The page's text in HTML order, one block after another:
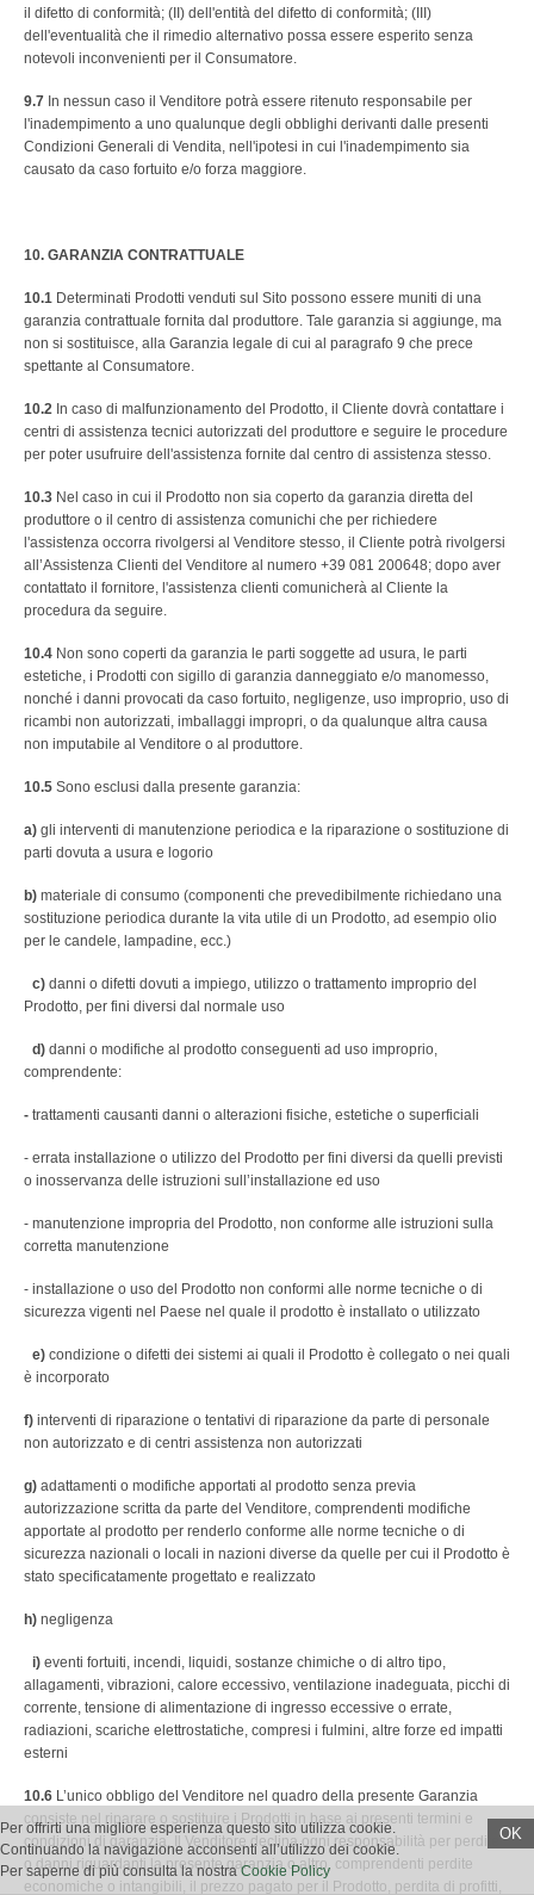
il difetto di conformità; (II) dell'entità del difetto di conformità; (III)
dell'eventualità che il rimedio alternativo possa essere esperito senza
notevoli inconvenienti per il Consumatore.
9.7 In nessun caso il Venditore potrà essere ritenuto responsabile per
l'inadempimento a uno qualunque degli obblighi derivanti dalle presenti
Condizioni Generali di Vendita, nell'ipotesi in cui l'inadempimento sia
causato da caso fortuito e/o forza maggiore.
10. GARANZIA CONTRATTUALE
10.1 Determinati Prodotti venduti sul Sito possono essere muniti di una
garanzia contrattuale fornita dal produttore. Tale garanzia si aggiunge, ma
non si sostituisce, alla Garanzia legale di cui al paragrafo 9 che prece
spettante al Consumatore.
10.2 In caso di malfunzionamento del Prodotto, il Cliente dovrà contattare i
centri di assistenza tecnici autorizzati del produttore e seguire le procedure
per poter usufruire dell'assistenza fornite dal centro di assistenza stesso.
10.3 Nel caso in cui il Prodotto non sia coperto da garanzia diretta del
produttore o il centro di assistenza comunichi che per richiedere
l'assistenza occorra rivolgersi al Venditore stesso, il Cliente potrà rivolgersi
all’Assistenza Clienti del Venditore al numero +39 081 200648; dopo aver
contattato il fornitore, l'assistenza clienti comunicherà al Cliente la
procedura da seguire.
10.4 Non sono coperti da garanzia le parti soggette ad usura, le parti
estetiche, i Prodotti con sigillo di garanzia danneggiato e/o manomesso,
nonché i danni provocati da caso fortuito, negligenze, uso improprio, uso di
ricambi non autorizzati, imballaggi impropri, o da qualunque altra causa
non imputabile al Venditore o al produttore.
10.5 Sono esclusi dalla presente garanzia:
a) gli interventi di manutenzione periodica e la riparazione o sostituzione di
parti dovuta a usura e logorio
b) materiale di consumo (componenti che prevedibilmente richiedano una
sostituzione periodica durante la vita utile di un Prodotto, ad esempio olio
per le candele, lampadine, ecc.)
c) danni o difetti dovuti a impiego, utilizzo o trattamento improprio del
Prodotto, per fini diversi dal normale uso
d) danni o modifiche al prodotto conseguenti ad uso improprio,
comprendente:
- trattamenti causanti danni o alterazioni fisiche, estetiche o superficiali
- errata installazione o utilizzo del Prodotto per fini diversi da quelli previsti
o inosservanza delle istruzioni sull’installazione ed uso
- manutenzione impropria del Prodotto, non conforme alle istruzioni sulla
corretta manutenzione
- installazione o uso del Prodotto non conformi alle norme tecniche o di
sicurezza vigenti nel Paese nel quale il prodotto è installato o utilizzato
e) condizione o difetti dei sistemi ai quali il Prodotto è collegato o nei quali
è incorporato
f) interventi di riparazione o tentativi di riparazione da parte di personale
non autorizzato e di centri assistenza non autorizzati
g) adattamenti o modifiche apportati al prodotto senza previa
autorizzazione scritta da parte del Venditore, comprendenti modifiche
apportate al prodotto per renderlo conforme alle norme tecniche o di
sicurezza nazionali o locali in nazioni diverse da quelle per cui il Prodotto è
stato specificatamente progettato e realizzato
h) negligenza
i) eventi fortuiti, incendi, liquidi, sostanze chimiche o di altro tipo,
allagamenti, vibrazioni, calore eccessivo, ventilazione inadeguata, picchi di
corrente, tensione di alimentazione di ingresso eccessive o errate,
radiazioni, scariche elettrostatiche, compresi i fulmini, altre forze ed impatti
esterni
10.6 L’unico obbligo del Venditore nel quadro della presente Garanzia
consiste nel riparare o sostituire i Prodotti in base ai presenti termini e
condizioni di garanzia. Il Venditore declina ogni responsabilità per perdite
o danni riguardanti la presente garanzia o altro, comprendenti perdite
economiche o intangibili, il prezzo pagato per il Prodotto, perdita di profitti,
OK
Per offrirti una migliore esperienza questo sito utilizza cookie.
Continuando la navigazione acconsenti all’utilizzo dei cookie.
Per saperne di più consulta la nostraCookie Policy